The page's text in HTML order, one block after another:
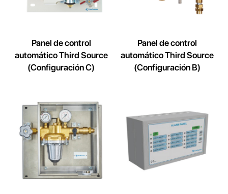
Panel de control
automático Third Source
(Configuración C)
Panel de control
automático Third Source
(Configuración B)